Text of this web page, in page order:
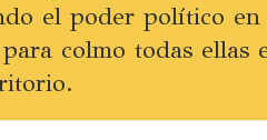
el poder político en
colmo todas ellas